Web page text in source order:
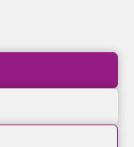
LinkedIn